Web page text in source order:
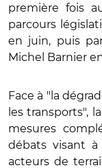
première fois
parcours
en juin, puis
Michel Barnier
Face à "la
les transports",
mesures
débats visant
acteurs de